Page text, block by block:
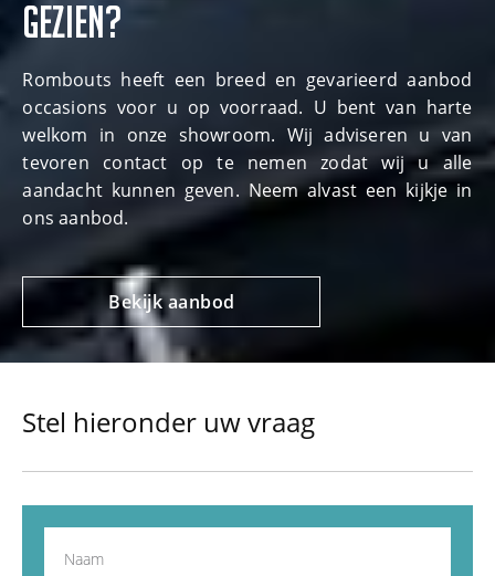
GEZIEN?
Rombouts heeft een breed en gevarieerd aanbod
occasions voor u op voorraad. U bent van harte
welkom in onze showroom. Wij adviseren u van
tevoren contact op te nemen zodat wij u alle
aandacht kunnen geven. Neem alvast een kijkje in
ons aanbod.
Bekijk aanbod
Stel hieronder uw vraag